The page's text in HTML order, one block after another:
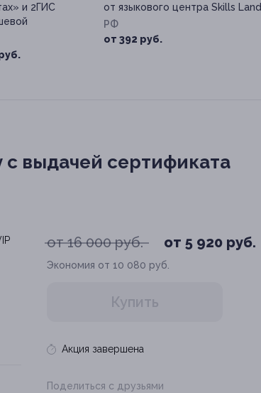
и 2ГИС
от языкового центра Skills Land
РФ
от 392 руб.
выдачей сертификата
от 16 000 руб. от 5 920 руб.
Экономия от 10 080 руб.
Купить
Акция завершена
Поделиться с друзьями